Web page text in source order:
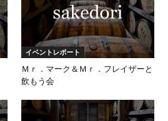
イベントレポート
Ｍｒ．マーク＆Ｍｒ．フレイザーと
飲もう会